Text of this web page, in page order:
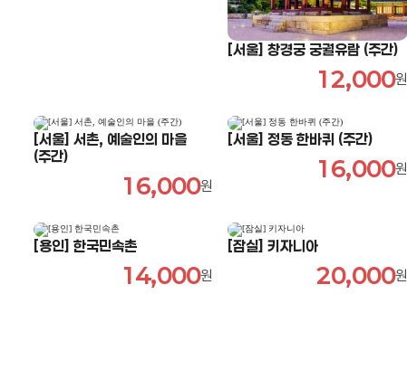
[서울] 창경궁 궁궐유람 (주간)
12,000원
[서울] 서촌, 예술인의 마을
(주간)
16,000원
[서울] 정동 한바퀴 (주간)
16,000원
[용인] 한국민속촌
14,000원
[잠실] 키자니아
20,000원